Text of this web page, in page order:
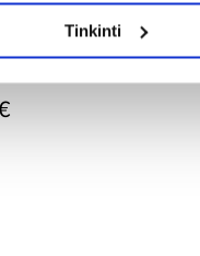
Tinkinti
sverto
Bidet